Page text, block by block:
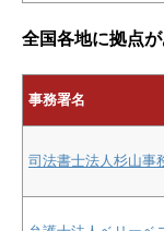
全国各地に拠点
事務署名
司法書士法人杉山事